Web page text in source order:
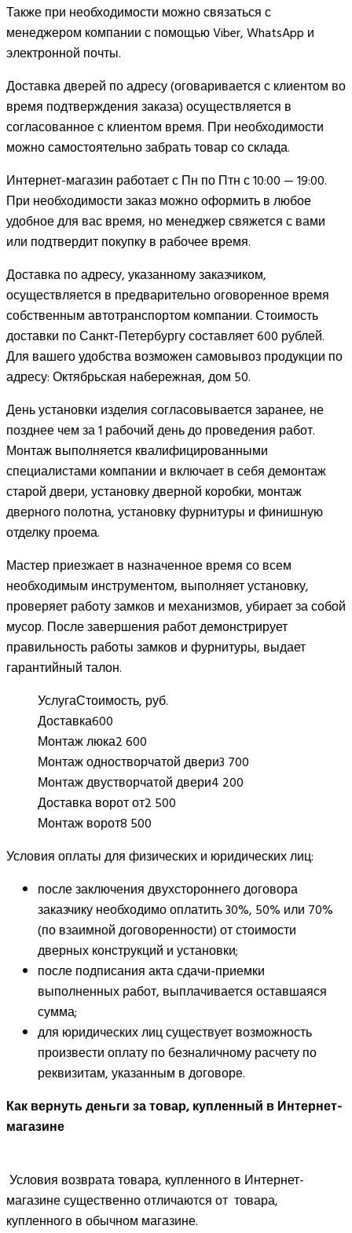
Также при необходимости можно связаться с
менеджером компании с помощью Viber, WhatsApp и
электронной почты.
Доставка дверей по адресу (оговаривается с клиентом во
время подтверждения заказа) осуществляется в
согласованное с клиентом время. При необходимости
можно самостоятельно забрать товар со склада.
Интернет-магазин работает с Пн по Птн с 10:00 — 19:00.
При необходимости заказ можно оформить в любое
удобное для вас время, но менеджер свяжется с вами
или подтвердит покупку в рабочее время.
Доставка по адресу, указанному заказчиком,
осуществляется в предварительно оговоренное время
собственным автотранспортом компании. Стоимость
доставки по Санкт-Петербургу составляет 600 рублей.
Для вашего удобства возможен самовывоз продукции по
адресу: Октябрьская набережная, дом 50.
День установки изделия согласовывается заранее, не
позднее чем за 1 рабочий день до проведения работ.
Монтаж выполняется квалифицированными
специалистами компании и включает в себя демонтаж
старой двери, установку дверной коробки, монтаж
дверного полотна, установку фурнитуры и финишную
отделку проема.
Мастер приезжает в назначенное время со всем
необходимым инструментом, выполняет установку,
проверяет работу замков и механизмов, убирает за собой
мусор. После завершения работ демонстрирует
правильность работы замков и фурнитуры, выдает
гарантийный талон.
УслугаСтоимость, руб.
Доставка600
Монтаж люка2 600
Монтаж одностворчатой двери3 700
Монтаж двустворчатой двери4 200
Доставка ворот от2 500
Монтаж ворот8 500
Условия оплаты для физических и юридических лиц:
после заключения двухстороннего договора
заказчику необходимо оплатить 30%, 50% или 70%
(по взаимной договоренности) от стоимости
дверных конструкций и установки;
после подписания акта сдачи-приемки
выполненных работ, выплачивается оставшаяся
сумма;
для юридических лиц существует возможность
произвести оплату по безналичному расчету по
реквизитам, указанным в договоре.
Как вернуть деньги за товар, купленный в Интернет-
магазине
Условия возврата товара, купленного в Интернет-
магазине существенно отличаются от товара,
купленного в обычном магазине.